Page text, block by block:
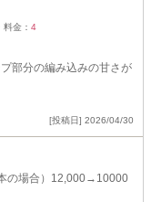
料金： 4
部分の編み込みの甘さが
[投稿日] 2026/04/30
の場合）12,000→10000